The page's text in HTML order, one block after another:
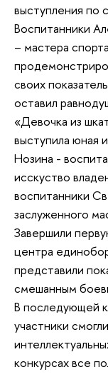
выступления по
Воспитанники
– мастера
своих
оставил
«Девочка из
выступила юная
Нозина -
исскуство
воспитанники
заслуженного
Завершили
центра
представили
смешанным
В последующей
участники
конкурсах все